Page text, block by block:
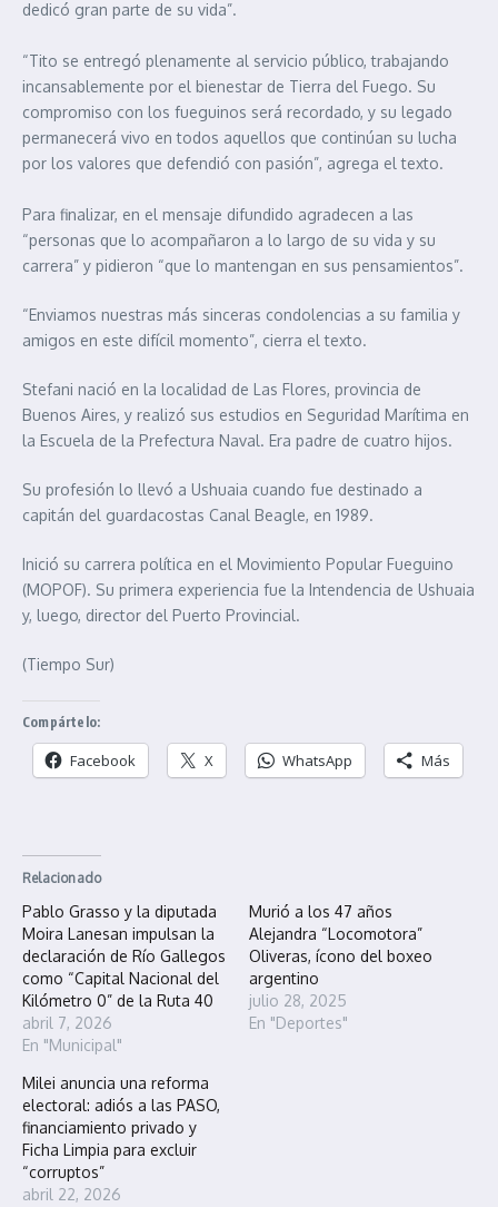
dedicó gran parte de su vida”.
“Tito se entregó plenamente al servicio público, trabajando
incansablemente por el bienestar de Tierra del Fuego. Su
compromiso con los fueguinos será recordado, y su legado
permanecerá vivo en todos aquellos que continúan su lucha
por los valores que defendió con pasión”, agrega el texto.
Para finalizar, en el mensaje difundido agradecen a las
“personas que lo acompañaron a lo largo de su vida y su
carrera” y pidieron “que lo mantengan en sus pensamientos”.
“Enviamos nuestras más sinceras condolencias a su familia y
amigos en este difícil momento”, cierra el texto.
Stefani nació en la localidad de Las Flores, provincia de
Buenos Aires, y realizó sus estudios en Seguridad Marítima en
la Escuela de la Prefectura Naval. Era padre de cuatro hijos.
Su profesión lo llevó a Ushuaia cuando fue destinado a
capitán del guardacostas Canal Beagle, en 1989.
Inició su carrera política en el Movimiento Popular Fueguino
(MOPOF). Su primera experiencia fue la Intendencia de Ushuaia
y, luego, director del Puerto Provincial.
(Tiempo Sur)
Compártelo:
Facebook X WhatsApp Más
Relacionado
Pablo Grasso y la diputada
Moira Lanesan impulsan la
declaración de Río Gallegos
como “Capital Nacional del
Kilómetro 0” de la Ruta 40
abril 7, 2026
En "Municipal"
Murió a los 47 años
Alejandra “Locomotora”
Oliveras, ícono del boxeo
argentino
julio 28, 2025
En "Deportes"
Milei anuncia una reforma
electoral: adiós a las PASO,
financiamiento privado y
Ficha Limpia para excluir
“corruptos”
abril 22, 2026